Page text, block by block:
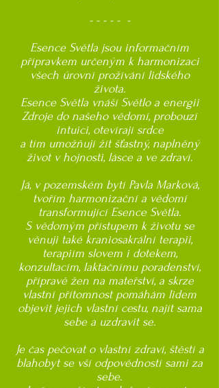
- - - - - -
Esence Světla jsou informačním
přípravkem určeným k harmonizaci
všech úrovní prožívání lidského
života.
Esence Světla vnáší Světlo a energii
Zdroje do našeho vědomí, probouzí
intuici, otevírají srdce
a tím umožňují žít šťastný, naplněný
život v hojnosti, lásce a ve zdraví.
Já, v pozemském bytí Pavla Marková,
tvořím harmonizační a vědomí
transformující Esence Světla.
S vědomým přístupem k životu se
věnuji také kraniosakrální terapii,
terapiím slovem i dotekem,
konzultacím, laktačnímu poradenství,
přípravě žen na mateřství, a skrze
vlastní přítomnost pomáhám lidem
objevit jejich vlastní cestu, najít sama
sebe a uzdravit se.
Je čas pečovat o vlastní zdraví, štěstí a
blahobyt se vší odpovědností sami za
sebe.